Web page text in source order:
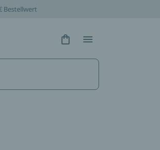
Bestellwert
Hidden Text
Hidden Text